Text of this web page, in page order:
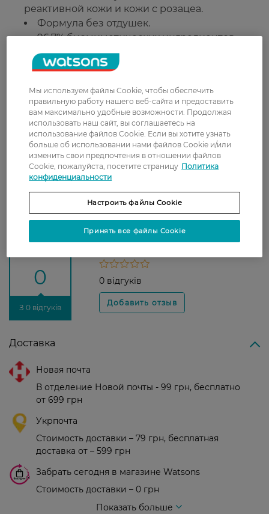
реактивной кожи и кожи с розацеа.
Формула без отдушек.
96,7% биомиметических ингредиентов.
Двухфазная текстура — идеальна как база
под макияж.
Способ применения
Перед использованием хорошо встряхните
флакон для смешивания фаз. Нанесите
небольшое количество сыворотки на
очищенную кожу лица утром и/или вечером.
При необходимости нанесите крем.
Объём:30 мл
Страна-производитель:Франция
Рейтинг и отзывы
0
З 0 відгуків
0 відгуків
Доставка
Новая почта
В отделение Новой почты - 99 грн, бесплатно
от 699 грн
Укрпочта
Стоимость доставки – 79 грн, бесплатная
доставка от – 599 грн
Забрать сегодня в магазине Watsons
Стоимость доставки – 0 грн
Показать больше
Мы используем файлы Cookie, чтобы обеспечить
правильную работу нашего веб-сайта и предоставить
вам максимально удобные возможности. Продолжая
использовать наш сайт, вы соглашаетесь на
использование файлов Cookie. Если вы хотите узнать
больше об использовании нами файлов Cookie и/или
изменить свои предпочтения в отношении файлов
Cookie, пожалуйста, посетите страницу Политика
конфиденциальности
Настроить файлы Cookie
Принять все файлы Cookie